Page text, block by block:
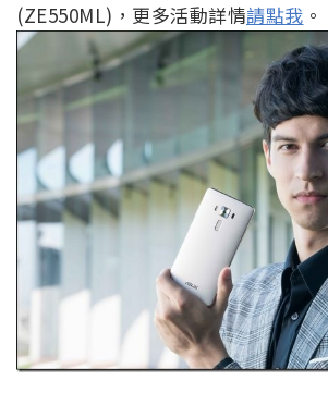
(ZE550ML)，更多活動詳情請點我 。